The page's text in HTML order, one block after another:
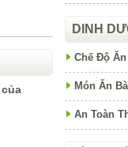
DINH
Chế Độ
Món Ăn
An Toàn